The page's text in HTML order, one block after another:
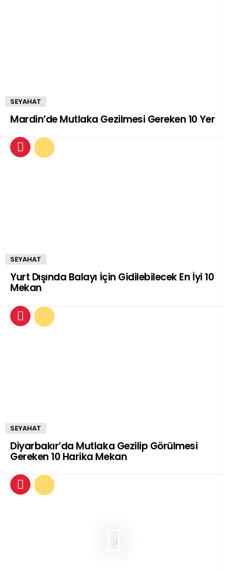
SEYAHAT
Mardin’de Mutlaka Gezilmesi Gereken 10 Yer
SEYAHAT
Yurt Dışında Balayı İçin Gidilebilecek En İyi 10
Mekan
SEYAHAT
Diyarbakır’da Mutlaka Gezilip Görülmesi
Gereken 10 Harika Mekan
0